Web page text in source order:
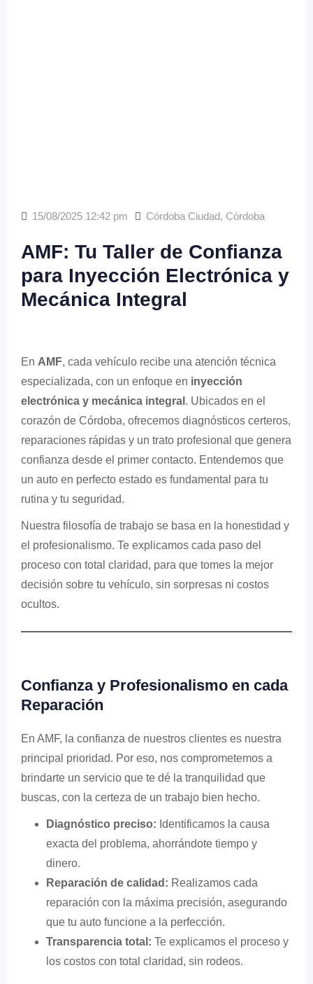
15/08/2025 12:42 pm Córdoba Ciudad, Córdoba
AMF: Tu Taller de Confianza
para Inyección Electrónica y
Mecánica Integral
En AMF, cada vehículo recibe una atención técnica
especializada, con un enfoque en inyección
electrónica y mecánica integral . Ubicados en el
corazón de Córdoba, ofrecemos diagnósticos certeros,
reparaciones rápidas y un trato profesional que genera
confianza desde el primer contacto. Entendemos que
un auto en perfecto estado es fundamental para tu
rutina y tu seguridad.
Nuestra filosofía de trabajo se basa en la honestidad y
el profesionalismo. Te explicamos cada paso del
proceso con total claridad, para que tomes la mejor
decisión sobre tu vehículo, sin sorpresas ni costos
ocultos.
Confianza y Profesionalismo en cada
Reparación
En AMF, la confianza de nuestros clientes es nuestra
principal prioridad. Por eso, nos comprometemos a
brindarte un servicio que te dé la tranquilidad que
buscas, con la certeza de un trabajo bien hecho.
Diagnóstico preciso: Identificamos la causa
exacta del problema, ahorrándote tiempo y
dinero.
Reparación de calidad: Realizamos cada
reparación con la máxima precisión, asegurando
que tu auto funcione a la perfección.
Transparencia total: Te explicamos el proceso y
los costos con total claridad, sin rodeos.